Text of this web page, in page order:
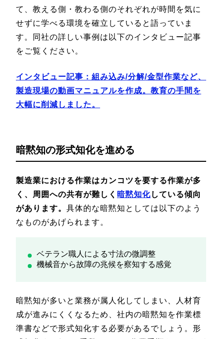
て、教える側・教わる側のそれぞれが時間を気に
せずに学べる環境を確立していると語っていま
す。同社の詳しい事例は以下のインタビュー記事
をご覧ください。
インタビュー記事：組み込み/分解/金型作業など、
製造現場の動画マニュアルを作成。教育の手間を
大幅に削減しました。
暗黙知の形式知化を進める
製造業における作業はカンコツを要する作業が多
く、周囲への共有が難しく 暗黙知化している傾向
があります。 具体的な暗黙知としては以下のよう
なものがあげられます。
ベテラン職人による寸法の微調整
機械音から故障の兆候を察知する感覚
暗黙知が多いと業務が属人化してしまい、人材育
成が進みにくくなるため、社内の暗黙知を作業標
準書などで形式知化する必要があるでしょう。形